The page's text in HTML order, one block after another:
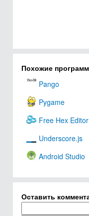
Похожие
Pango
Pygame
Free Hex
Underscore.js
Android Studio
Оставить